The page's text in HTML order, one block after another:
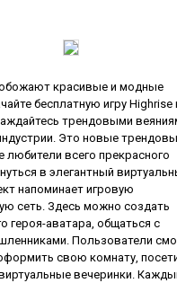
красивые и модные
бесплатную игру Highrise
трендовыми
Это новые
любители всего прекрасного
в элегантный
напоминает игровую
сеть. Здесь можно создать
героя-аватара, общаться с
Пользователи
свою комнату,
вечеринки.